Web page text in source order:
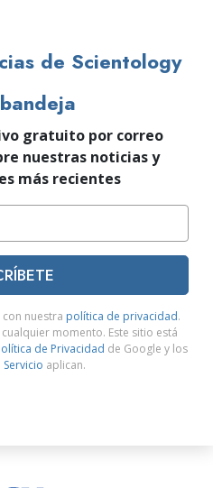
de Scientology
gratuito por correo
nuestras noticias y
más recientes
nuestra política de privacidad.
momento. Este sitio está
de Privacidad de Google y los
aplican.